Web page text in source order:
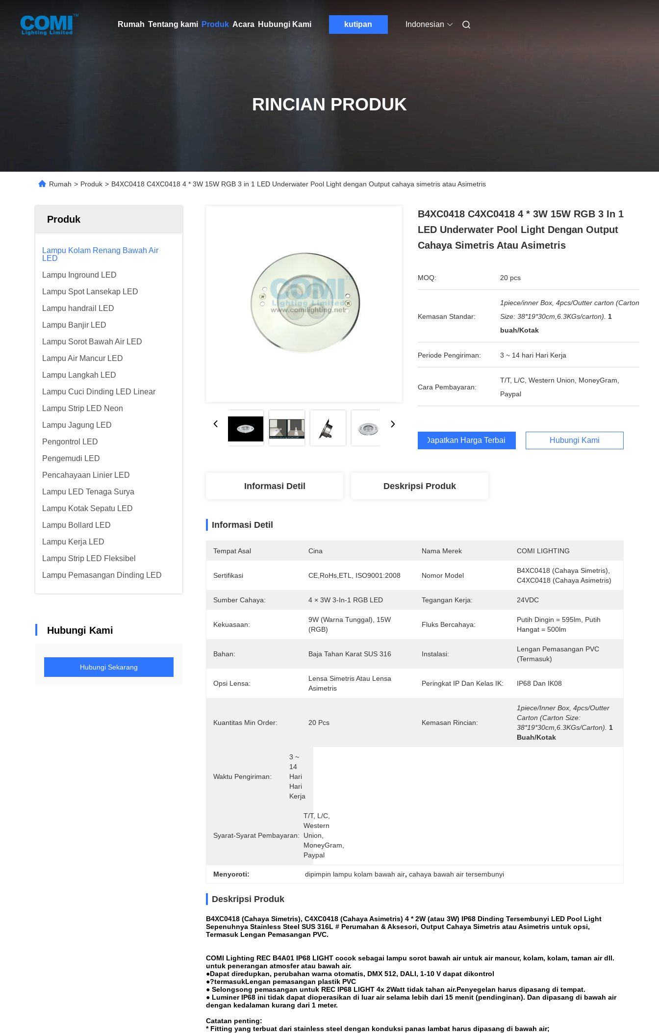
Rumah Tentang kami Produk Acara Hubungi Kami kutipan Indonesian
RINCIAN PRODUK
Rumah > Produk > B4XC0418 C4XC0418 4 * 3W 15W RGB 3 in 1 LED Underwater Pool Light dengan Output cahaya simetris atau Asimetris
Produk
Lampu Kolam Renang Bawah Air
LED
Lampu Inground LED
Lampu Spot Lansekap LED
Lampu handrail LED
Lampu Banjir LED
Lampu Sorot Bawah Air LED
Lampu Air Mancur LED
Lampu Langkah LED
Lampu Cuci Dinding LED Linear
Lampu Strip LED Neon
Lampu Jagung LED
Pengontrol LED
Pengemudi LED
Pencahayaan Linier LED
Lampu LED Tenaga Surya
Lampu Kotak Sepatu LED
Lampu Bollard LED
Lampu Kerja LED
Lampu Strip LED Fleksibel
Lampu Pemasangan Dinding LED
Hubungi Kami
Hubungi Sekarang
B4XC0418 C4XC0418 4 * 3W 15W RGB 3 In 1
LED Underwater Pool Light Dengan Output
Cahaya Simetris Atau Asimetris
MOQ: 20 pcs
Kemasan Standar:
1piece/inner Box, 4pcs/Outter carton (Carton
Size: 38*19*30cm,6.3KGs/carton).
1
buah/Kotak
Periode Pengiriman: 3 ~ 14 hari Hari Kerja
Cara Pembayaran:
T/T, L/C, Western Union, MoneyGram,
Paypal
Dapatkan Harga Terbaik Hubungi Kami
Informasi Detil Deskripsi Produk
Informasi Detil
Tempat Asal Cina Nama Merek COMI LIGHTING
Sertifikasi CE,RoHs,ETL, ISO9001:2008 Nomor Model
B4XC0418 (Cahaya Simetris),
C4XC0418 (Cahaya Asimetris)
Sumber Cahaya: 4 × 3W 3-In-1 RGB LED Tegangan Kerja: 24VDC
Kekuasaan:
9W (Warna Tunggal), 15W
(RGB)
Fluks Bercahaya:
Putih Dingin = 595lm, Putih
Hangat = 500lm
Bahan: Baja Tahan Karat SUS 316 Instalasi:
Lengan Pemasangan PVC
(Termasuk)
Opsi Lensa:
Lensa Simetris Atau Lensa
Asimetris
Peringkat IP Dan Kelas IK: IP68 Dan IK08
Kuantitas Min Order: 20 Pcs Kemasan Rincian:
1piece/inner Box, 4pcs/Outter
Carton (Carton Size:
38*19*30cm,6.3KGs/carton).
1
Buah/Kotak
Waktu Pengiriman:
3 ~
14
Hari
Hari
Kerja
Syarat-Syarat Pembayaran:
T/T, L/C,
Western
Union,
MoneyGram,
Paypal
Menyoroti: dipimpin lampu kolam bawah air, cahaya bawah air tersembunyi
Deskripsi Produk
B4XC0418 (Cahaya Simetris), C4XC0418 (Cahaya Asimetris) 4 * 2W (atau 3W) IP68 Dinding Tersembunyi LED Pool Light
Sepenuhnya Stainless Steel SUS 316L # Perumahan & Aksesori, Output Cahaya Simetris atau Asimetris untuk opsi,
Termasuk Lengan Pemasangan PVC.
COMI Lighting REC B4A01 IP68 LIGHT cocok sebagai lampu sorot bawah air untuk air mancur, kolam, kolam, taman air dll.
untuk penerangan atmosfer atau bawah air.
●Dapat diredupkan, perubahan warna otomatis, DMX 512, DALI, 1-10 V dapat dikontrol
●?termasukLengan pemasangan plastik PVC
● Selongsong pemasangan untuk REC IP68 LIGHT 4x 2Watt tidak tahan air.Penyegelan harus dipasang di tempat.
● Luminer IP68 ini tidak dapat dioperasikan di luar air selama lebih dari 15 menit (pendinginan). Dan dipasang di bawah air
dengan kedalaman kurang dari 1 meter.
Catatan penting:
* Fitting yang terbuat dari stainless steel dengan konduksi panas lambat harus dipasang di bawah air;